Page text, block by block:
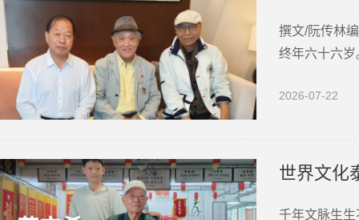
撰文/阮传林
终年六十六
的反派形象，
2026-07-22
世界文化
千年文脉生